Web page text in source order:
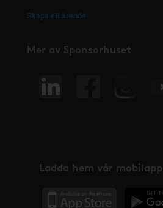
Skapa ett ärende
Mer av Sponsorhuset
Ladda hem vår mobilapp